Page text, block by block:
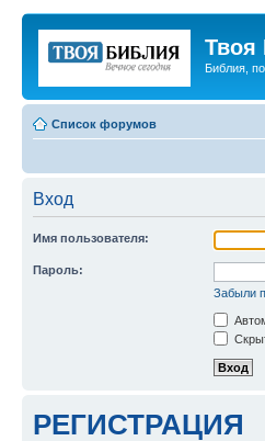
Твоя
Библия,
Список форумов
Вход
Имя пользователя:
Пароль:
Забыли
РЕГИСТРАЦИЯ